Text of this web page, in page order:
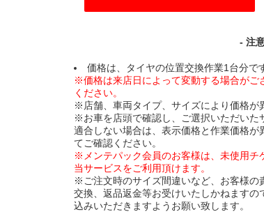
CART
- 注
価格は、タイヤの位置交換作業1台分で
※価格は来店日によって変動する場合がご
ください。
※店舗、車両タイプ、サイズにより価格が
※お車を店頭で確認し、ご選択いただいた
適合しない場合は、表示価格と作業価格
てご確認ください。
※メンテパック会員のお客様は、未使用チ
当サービスをご利用頂けます。
※ご注文時のサイズ間違いなど、お客様の
交換、返品返金等お受けいたしかねます
込みいただきますようお願い致します。